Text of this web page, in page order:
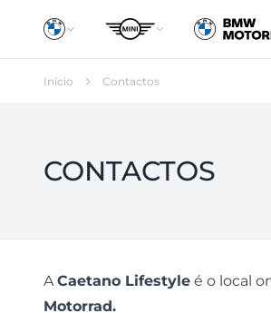
Início Contactos
CONTACTOS
ACaetano Lifestyle é o local
Motorrad.